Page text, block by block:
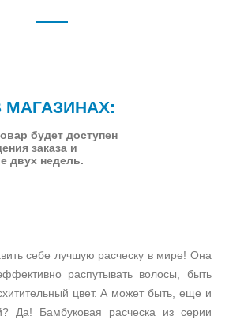
МАГАЗИНАХ:
будет доступен
заказа и
двух недель.
себе лучшую расческу в мире! Она
распутывать волосы, быть
цвет. А может быть, еще и
Да! Бамбуковая расческа из серии